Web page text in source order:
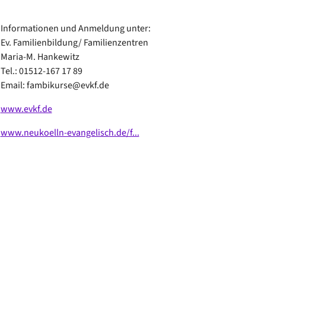
Informationen und Anmeldung unter:
Ev. Familienbildung/ Familienzentren
Maria-M. Hankewitz
Tel.: 01512-167 17 89
Email: fambikurse@evkf.de
www.evkf.de
www.neukoelln-evangelisch.de/f...